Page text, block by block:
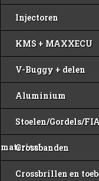
Injectoren
KMS + MAXXECU
V-Buggy + delen
Aluminium
Stoelen/Gordels/
materiaal
Crossbanden
Crossbrillen en